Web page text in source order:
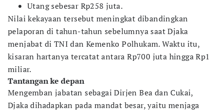
Utang sebesar Rp258 juta.
Nilai kekayaan tersebut meningkat dibandingkan
pelaporan di tahun-tahun sebelumnya saat Djaka
menjabat di TNI dan Kemenko Polhukam. Waktu itu,
kisaran hartanya tercatat antara Rp700 juta hingga Rp1
miliar.
Tantangan ke depan
Mengemban jabatan sebagai Dirjen Bea dan Cukai,
Djaka dihadapkan pada mandat besar, yaitu menjaga